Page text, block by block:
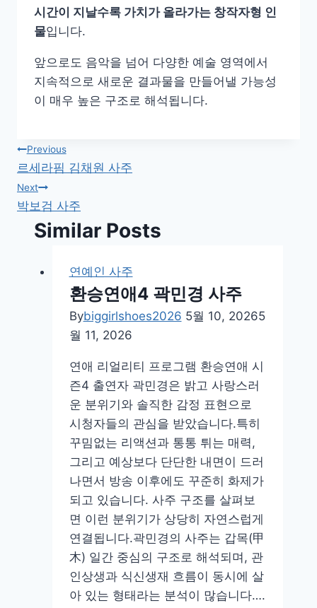
시간이 지날수록 가치가 올라가는 창작자형 인
물입니다.
앞으로도 음악을 넘어 다양한 예술 영역에서
지속적으로 새로운 결과물을 만들어낼 가능성
이 매우 높은 구조로 해석됩니다.
글
탐
색
Previous
르세라핌 김채원 사주
Next
박보검 사주
Similar Posts
연예인 사주
환승연애4 곽민경 사주
Bybiggirlshoes2026 5월 10, 20265
월 11, 2026
연애 리얼리티 프로그램 환승연애 시
즌4 출연자 곽민경은 밝고 사랑스러
운 분위기와 솔직한 감정 표현으로
시청자들의 관심을 받았습니다.특히
꾸밈없는 리액션과 통통 튀는 매력,
그리고 예상보다 단단한 내면이 드러
나면서 방송 이후에도 꾸준히 화제가
되고 있습니다. 사주 구조를 살펴보
면 이런 분위기가 상당히 자연스럽게
연결됩니다.곽민경의 사주는 갑목(甲
木) 일간 중심의 구조로 해석되며, 관
인상생과 식신생재 흐름이 동시에 살
아 있는 형태라는 분석이 많습니다….